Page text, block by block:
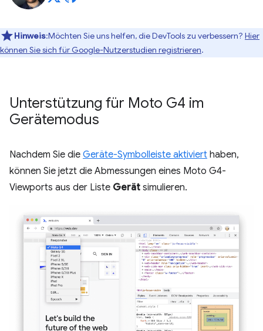
Hinweis:Möchten Sie uns helfen, die DevTools zu verbessern? Hier
können Sie sich für Google-Nutzerstudien registrieren.
Unterstützung für Moto G4 im
Gerätemodus
Nachdem Sie die Geräte-Symbolleiste aktiviert haben,
können Sie jetzt die Abmessungen eines Moto G4-
Viewports aus der Liste Gerät simulieren.